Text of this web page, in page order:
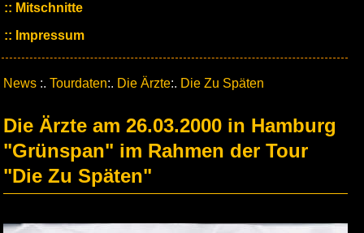
Mitschnitte
Impressum
News :. Tourdaten:. Die Ärzte:. Die Zu Späten
Die Ärzte am 26.03.2000 in Hamburg
"Grünspan" im Rahmen der Tour
"Die Zu Späten"